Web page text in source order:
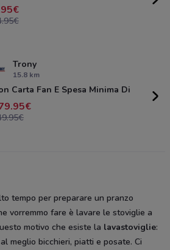
Trony
15.8 km
Carta Fan E Spesa Minima Di
tempo per preparare un pranzo
vorremmo fare è lavare le stoviglie a
motivo che esiste la lavastoviglie:
meglio bicchieri, piatti e posate. Ci